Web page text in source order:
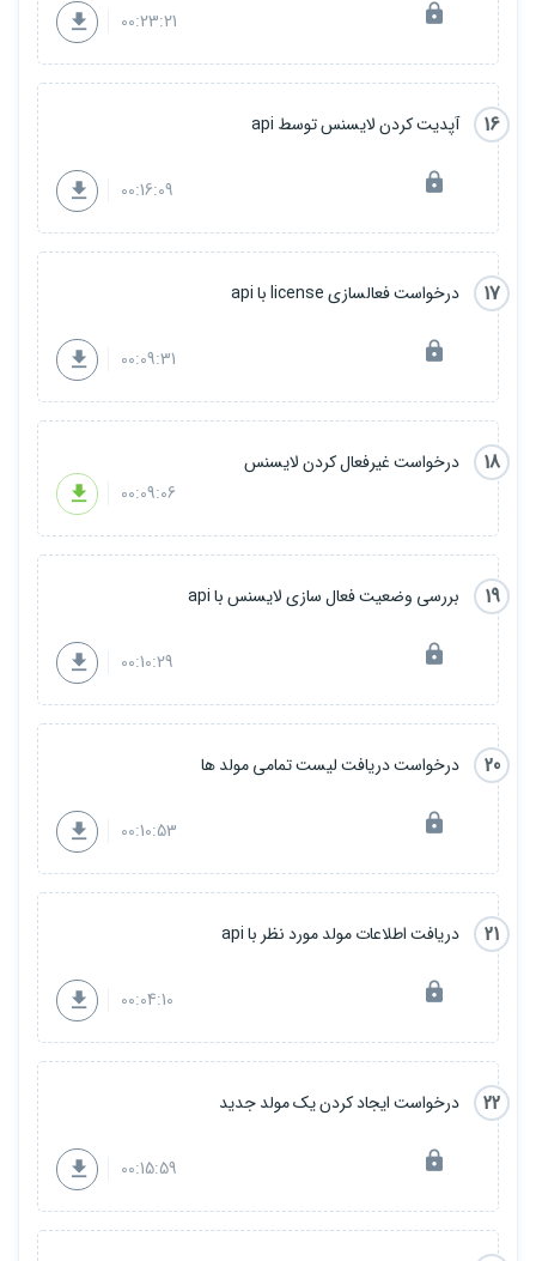
00:23:21
16 آپدیت کردن لایسنس توسط api
00:16:09
17 درخواست فعالسازی license با api
00:09:31
18
درخواست غیرفعال کردن لایسنس
00:09:06
19 بررسی وضعیت فعال سازی لایسنس با api
00:10:29
20 درخواست دریافت لیست تمامی مولد ها
00:10:53
21 دریافت اطلاعات مولد مورد نظر با api
00:04:10
22 درخواست ایجاد کردن یک مولد جدید
00:15:59